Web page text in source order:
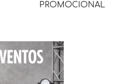
PROMOCIONAL